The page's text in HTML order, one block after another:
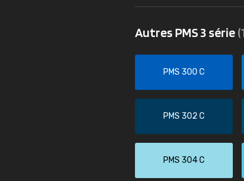
Autres PMS 3 série
PMS 300 C
PMS 302 C
PMS 304 C